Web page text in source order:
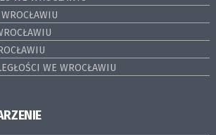
WE WROCŁAWIU